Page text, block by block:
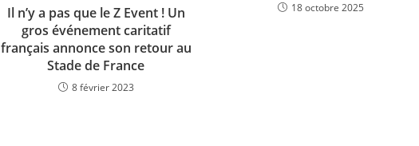
Il n’y a pas que le Z Event ! Un
gros événement caritatif
français annonce son retour au
Stade de France
8 février 2023
18 octobre 2025